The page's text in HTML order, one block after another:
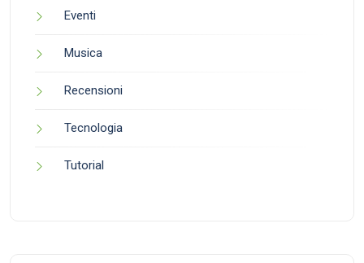
Eventi
Musica
Recensioni
Tecnologia
Tutorial